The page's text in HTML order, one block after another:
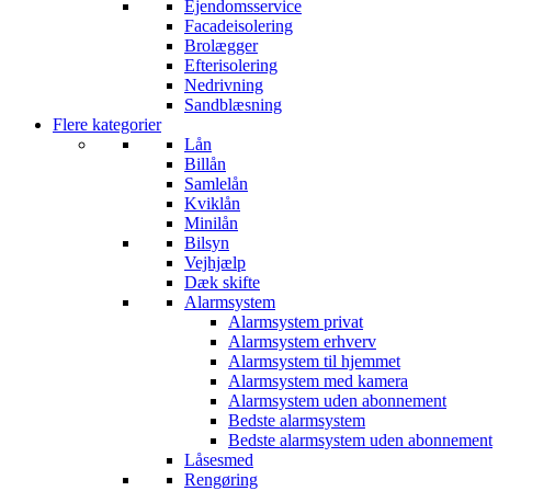
Ejendomsservice
Facadeisolering
Brolægger
Efterisolering
Nedrivning
Sandblæsning
Flere kategorier
Lån
Billån
Samlelån
Kviklån
Minilån
Bilsyn
Vejhjælp
Dæk skifte
Alarmsystem
Alarmsystem privat
Alarmsystem erhverv
Alarmsystem til hjemmet
Alarmsystem med kamera
Alarmsystem uden abonnement
Bedste alarmsystem
Bedste alarmsystem uden abonnement
Låsesmed
Rengøring